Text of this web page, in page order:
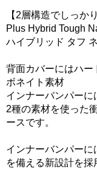
【2層構造でしっか
Plus Hybrid Tough
ハイブリッド タフ
背面カバーにはハー
ボネイト素材
インナーバンパーに
2種の素材を使った
ースです。
インナーバンパー
を備える新設計を採